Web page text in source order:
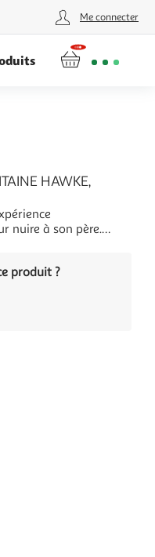
Me connecter
HAWKE,
nuire à son père.
produit ?